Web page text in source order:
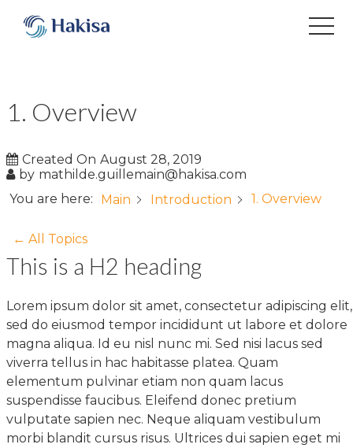
content
1. Overview
Created On August 28, 2019
by mathilde.guillemain@hakisa.com
You are here:
Main Introduction 1. Overview
← All Topics
This is a H2 heading
Lorem ipsum dolor sit amet, consectetur adipiscing elit,
sed do eiusmod tempor incididunt ut labore et dolore
magna aliqua. Id eu nisl nunc mi. Sed nisi lacus sed
viverra tellus in hac habitasse platea. Quam
elementum pulvinar etiam non quam lacus
suspendisse faucibus. Eleifend donec pretium
vulputate sapien nec. Neque aliquam vestibulum
morbi blandit cursus risus. Ultrices dui sapien eget mi